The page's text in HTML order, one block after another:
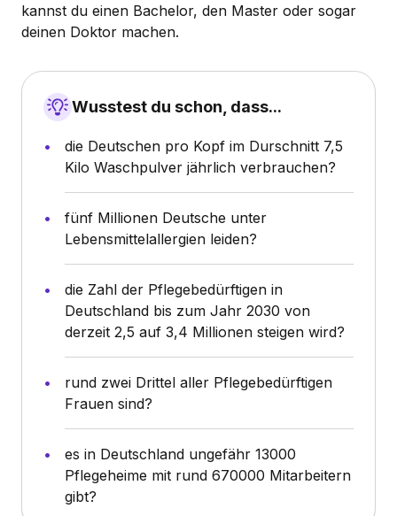
kannst du einen Bachelor, den Master oder sogar
deinen Doktor machen.
Wusstest du schon, dass...
die Deutschen pro Kopf im Durschnitt 7,5
Kilo Waschpulver jährlich verbrauchen?
fünf Millionen Deutsche unter
Lebensmittelallergien leiden?
die Zahl der Pflegebedürftigen in
Deutschland bis zum Jahr 2030 von
derzeit 2,5 auf 3,4 Millionen steigen wird?
rund zwei Drittel aller Pflegebedürftigen
Frauen sind?
es in Deutschland ungefähr 13000
Pflegeheime mit rund 670000 Mitarbeitern
gibt?